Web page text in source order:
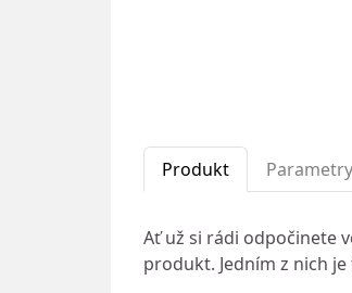
Produkt Parametry
Ať už si rádi odpočinete
produkt. Jedním z nich